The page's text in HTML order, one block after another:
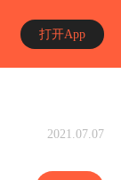
打开App
2021.07.07